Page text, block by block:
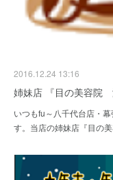
2016.12.24 13:16
姉妹店 『目の美容院
いつもfu～八千代台店・
す。当店の姉妹店『目の